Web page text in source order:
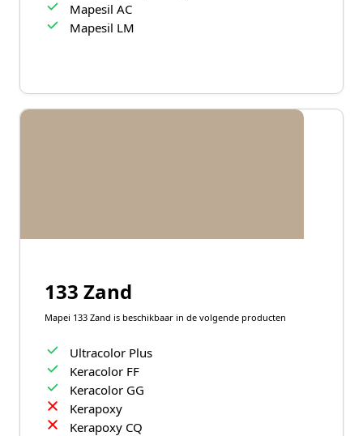
Mapesil AC
Mapesil LM
133 Zand
Mapei 133 Zand is beschikbaar in de volgende producten
Ultracolor Plus
Keracolor FF
Keracolor GG
Kerapoxy
Kerapoxy CQ